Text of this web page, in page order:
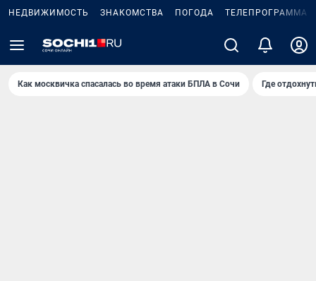
НЕДВИЖИМОСТЬ ЗНАКОМСТВА ПОГОДА ТЕЛЕПРОГРАММА
Как москвичка спасалась во время атаки БПЛА в Сочи Где